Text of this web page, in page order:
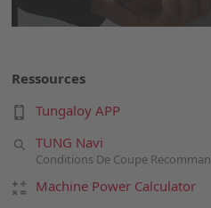
Ressources
Tungaloy APP
TUNG Navi
Conditions De Coupe
Machine Power Calculator